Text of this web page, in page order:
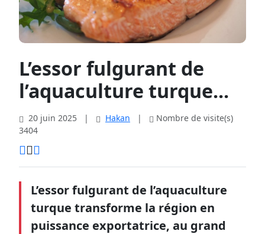
L’essor fulgurant de
l’aquaculture turque...
20 juin 2025 | Hakan |
Nombre de visite(s)
3404
L’essor fulgurant de l’aquaculture
turque transforme la région en
puissance exportatrice, au grand